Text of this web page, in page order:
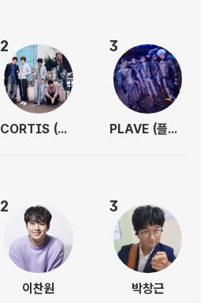
2
CORTIS (코르티스)
3
PLAVE (플레이브)
2
이찬원
3
박창근